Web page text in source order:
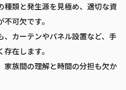
種類と発生源を見極め、適切な資
可欠です。
、カーテンやパネル設置など、手
在します。
家族間の理解と時間の分担も欠か